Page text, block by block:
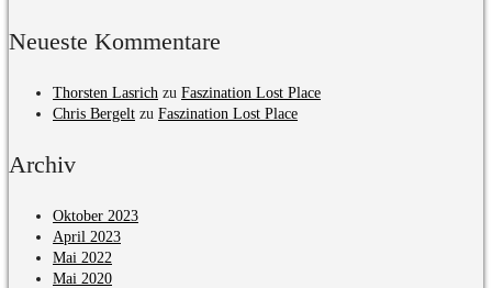
Neueste Kommentare
Thorsten Lasrich zu Faszination Lost Place
Chris Bergelt zu Faszination Lost Place
Archiv
Oktober 2023
April 2023
Mai 2022
Mai 2020